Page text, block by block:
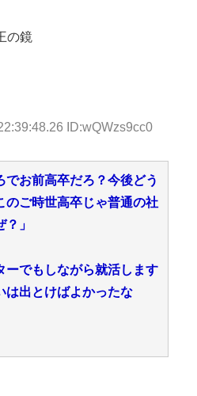
の鏡
ID:wQWzs9cc0
でお前高卒だろ？今後どう
のご時世高卒じゃ普通の社
」
ーでもしながら就活します
出とけばよかったな